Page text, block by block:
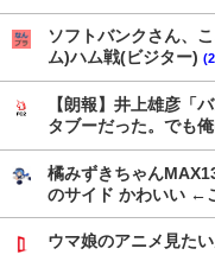
ソフトバンクさん、
ム)ハム戦(ビジター)
【朗報】井上雄彦「
タブーだった。でも
橘みずきちゃん
のサイド かわいい ←
ウマ娘のアニメ見た